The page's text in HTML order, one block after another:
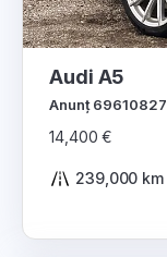
Audi A5
Anunț 69610827
14,400 €
239,000 km